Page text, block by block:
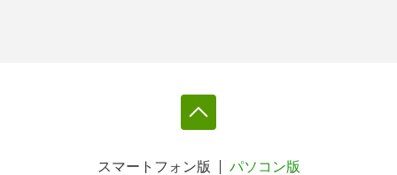
スマートフォン版 パソコン版